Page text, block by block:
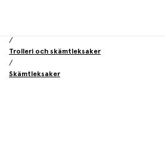
/
Trolleri och skämtleksaker
/
Skämtleksaker